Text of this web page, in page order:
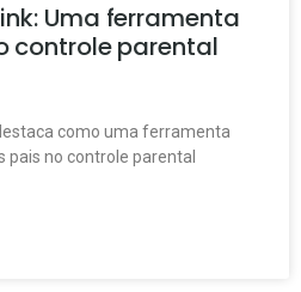
Uma ferramenta
controle parental
como uma ferramenta
pais no controle parental